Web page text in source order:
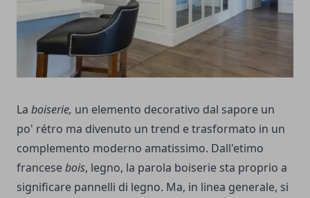
La boiserie, un elemento decorativo dal sapore un
po' rétro ma divenuto un trend e trasformato in un
complemento moderno amatissimo. Dall'etimo
francesebois, legno, la parola boiserie sta proprio a
significare pannelli di legno. Ma, in linea generale, si